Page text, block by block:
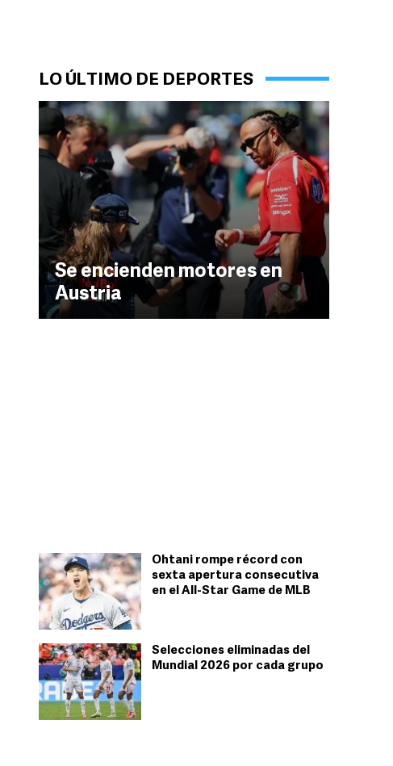
LO ÚLTIMO DE DEPORTES
Se encienden motores en
Austria
Ohtani rompe récord con
sexta apertura consecutiva
en el All-Star Game de MLB
Selecciones eliminadas del
Mundial 2026 por cada grupo